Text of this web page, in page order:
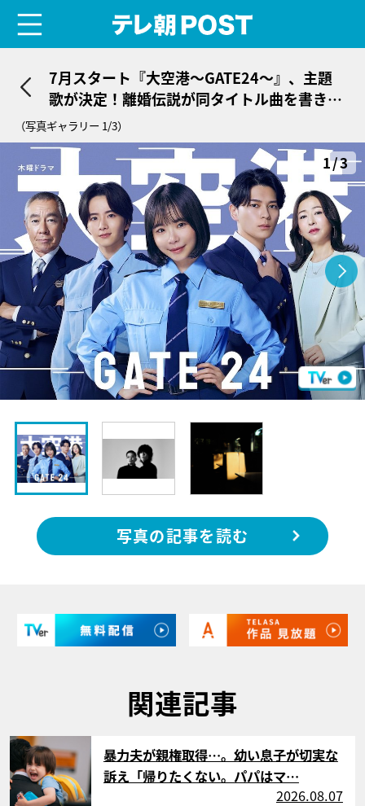
7月スタート『大空港～GATE24～』、主題
歌が決定！離婚伝説が同タイトル曲を書き下
ろし
（写真ギャラリー 1/3）
1/3
写真の記事を読む
関連記事
サムネイル
暴力夫が親権取得…。幼い息子が切実な
訴え「帰りたくない。パパはマ…
2026.08.07